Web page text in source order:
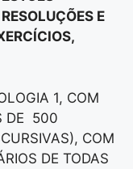
E
1, COM
DE 500
COM
DE TODAS